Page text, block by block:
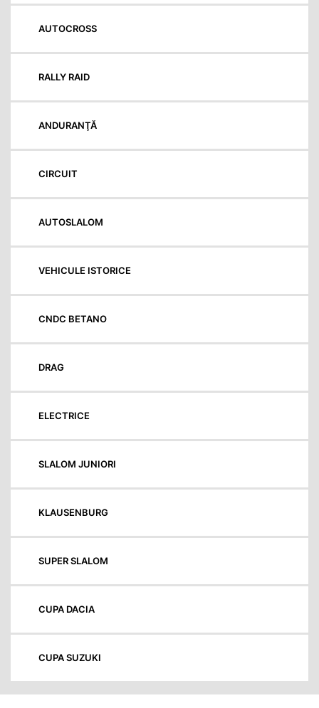
AUTOCROSS
RALLY RAID
ANDURANŢĂ
CIRCUIT
AUTOSLALOM
VEHICULE ISTORICE
CNDC BETANO
DRAG
ELECTRICE
SLALOM JUNIORI
KLAUSENBURG
SUPER SLALOM
CUPA DACIA
CUPA SUZUKI